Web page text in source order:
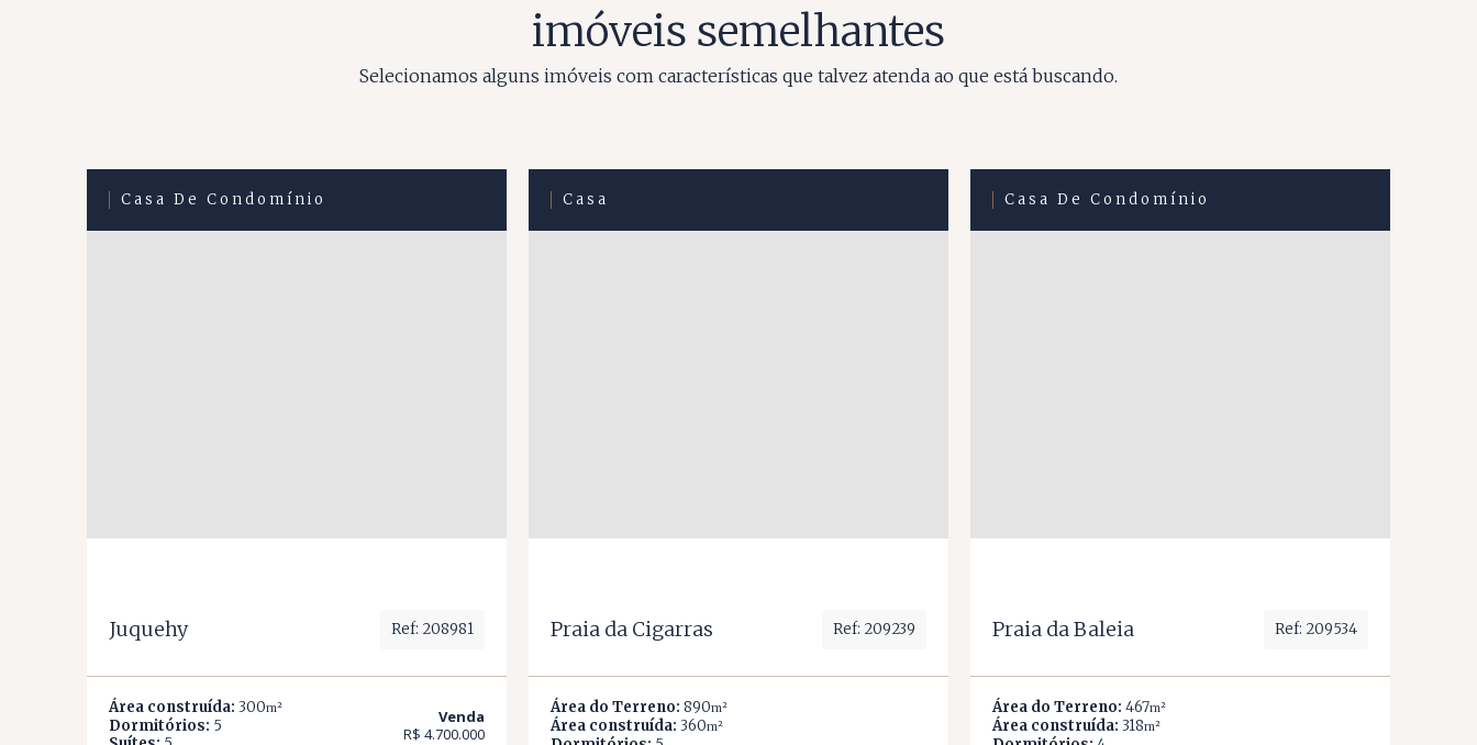
imóveis semelhantes
Selecionamos alguns imóveis com características que talvez atenda ao que está buscando.
Casa De Condomínio
Juquehy Ref: 208981
Área construída: 300m²
Dormitórios: 5
Venda
R$ 4.700.000
Casa
Praia da Cigarras Ref: 209239
Área do Terreno: 890m²
Área construída: 360m²
Casa De Condomínio
Praia da Baleia Ref: 209534
Área do Terreno: 467m²
Área construída: 318m²